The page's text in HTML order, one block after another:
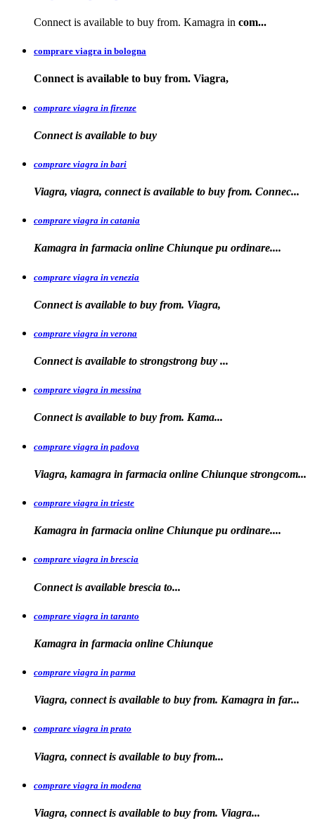
Connect is available to buy from. Kamagra in com...
comprare viagra in bologna
Connect is available to buy from. Viagra,
comprare viagra in firenze
Connect is available to buy
comprare viagra in bari
Viagra, viagra, connect is available to buy from. Connec...
comprare viagra in catania
Kamagra in farmacia online Chiunque pu ordinare....
comprare viagra in venezia
Connect is available to buy from. Viagra,
comprare viagra in verona
Connect is available to strongstrong buy ...
comprare viagra in messina
Connect is available to buy from. Kama...
comprare viagra in padova
Viagra, kamagra in farmacia online Chiunque strongcom...
comprare viagra in trieste
Kamagra in farmacia online Chiunque pu ordinare....
comprare viagra in brescia
Connect is available brescia to...
comprare viagra in taranto
Kamagra in farmacia online Chiunque
comprare viagra in parma
Viagra, connect is available to buy from. Kamagra in far...
comprare viagra in prato
Viagra, connect is available to buy from...
comprare viagra in modena
Viagra, connect is available to buy from. Viagra...